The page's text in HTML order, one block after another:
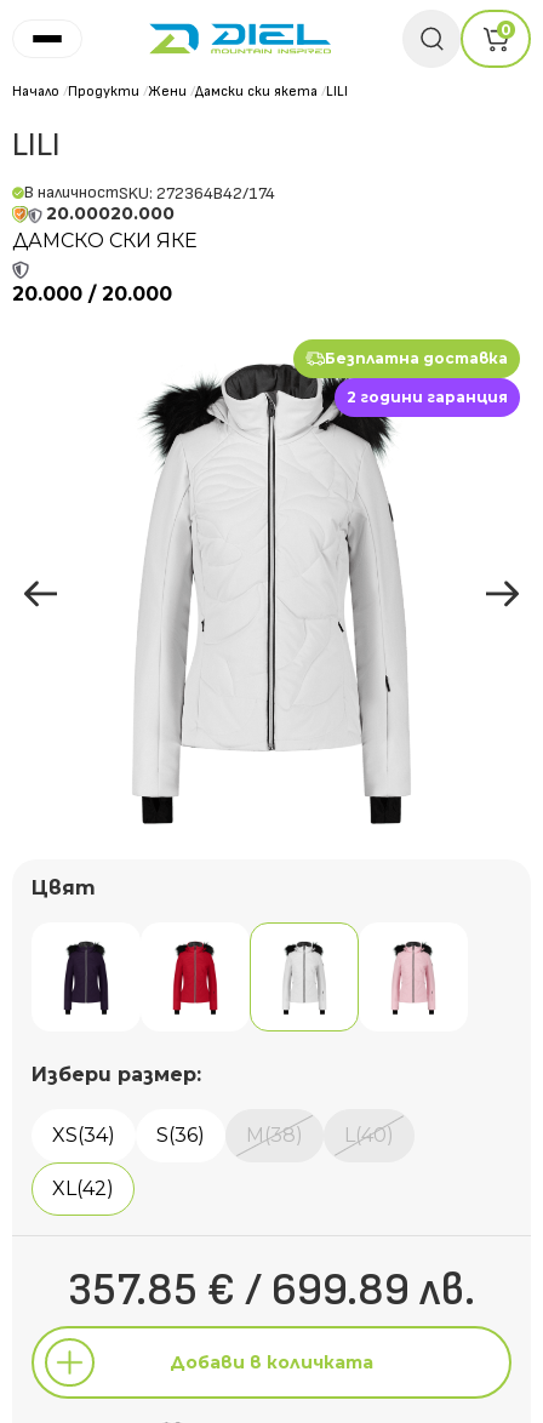
0
Начало /Продукти /Жени /Дамски ски якета /LILI
LILI
В наличностSKU: 272364B42/174
20.00020.000
ДАМСКО СКИ ЯКЕ
20.000 / 20.000
Безплатна доставка
2 години гаранция
Цвят
Избери размер:
XS(34) S(36) M(38) L(40)
XL(42)
357.85 € / 699.89 лв.
Добави в количката